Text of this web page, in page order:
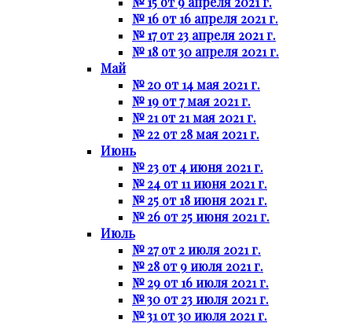
№ 16 от 16 апреля 2021 г.
№ 17 от 23 апреля 2021 г.
№ 18 от 30 апреля 2021 г.
Май
№ 20 от 14 мая 2021 г.
№ 19 от 7 мая 2021 г.
№ 21 от 21 мая 2021 г.
№ 22 от 28 мая 2021 г.
Июнь
№ 23 от 4 июня 2021 г.
№ 24 от 11 июня 2021 г.
№ 25 от 18 июня 2021 г.
№ 26 от 25 июня 2021 г.
Июль
№ 27 от 2 июля 2021 г.
№ 28 от 9 июля 2021 г.
№ 29 от 16 июля 2021 г.
№ 30 от 23 июля 2021 г.
№ 31 от 30 июля 2021 г.